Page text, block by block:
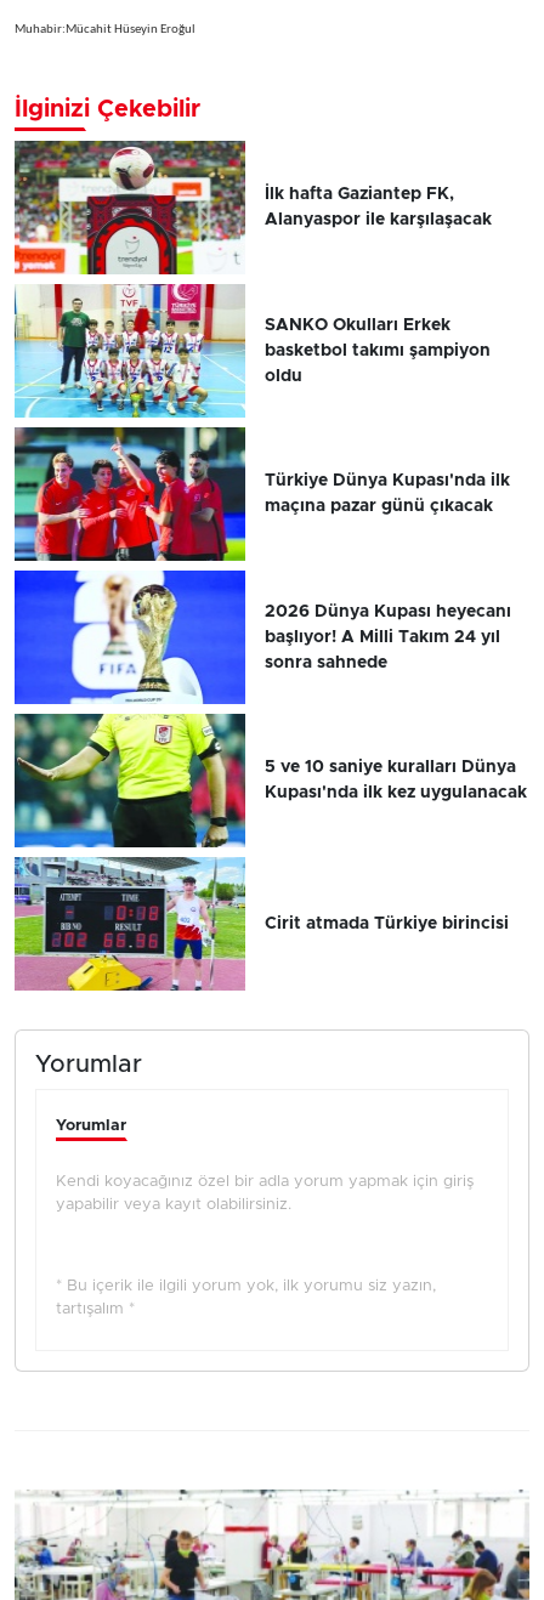
Muhabir:Mücahit Hüseyin Eroğul
İlginizi Çekebilir
İlk hafta Gaziantep FK,
Alanyaspor ile karşılaşacak
SANKO Okulları Erkek
basketbol takımı şampiyon
oldu
Türkiye Dünya Kupası'nda ilk
maçına pazar günü çıkacak
2026 Dünya Kupası heyecanı
başlıyor! A Milli Takım 24 yıl
sonra sahnede
5 ve 10 saniye kuralları Dünya
Kupası'nda ilk kez uygulanacak
Cirit atmada Türkiye birincisi
Yorumlar
Yorumlar
Kendi koyacağınız özel bir adla yorum yapmak için giriş
yapabilir veya kayıt olabilirsiniz.
* Bu içerik ile ilgili yorum yok, ilk yorumu siz yazın,
tartışalım *